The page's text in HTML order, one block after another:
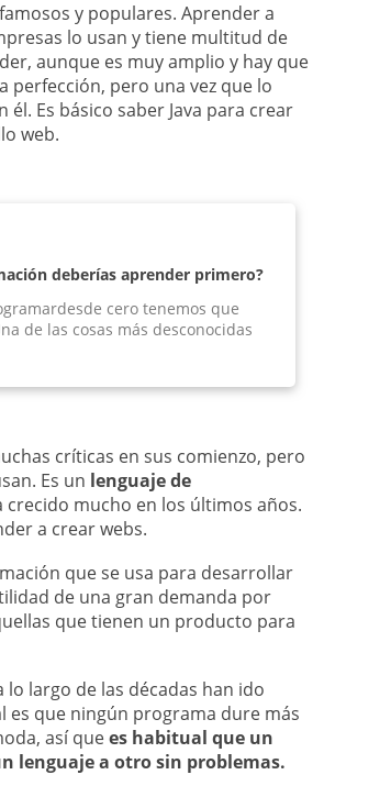
y populares. Aprender a
lo usan y tiene multitud de
aunque es muy amplio y hay que
perfección, pero una vez que lo
Es básico saber Java para crear
web.
deberías aprender primero?
cero tenemos que
de las cosas más desconocidas
críticas en sus comienzo, pero
Es un lenguaje de
crecido mucho en los últimos años.
a crear webs.
que se usa para desarrollar
de una gran demanda por
que tienen un producto para
largo de las décadas han ido
es que ningún programa dure más
así quees habitual que un
lenguaje a otro sin problemas.